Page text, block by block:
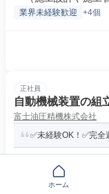
業界未経験歓迎 +4個
正社員
自動機械装置の組
富士油圧精機株式会社
✅未経験OK！✅完
〒379-2101群馬県
月給20万円～30万円
ホーム